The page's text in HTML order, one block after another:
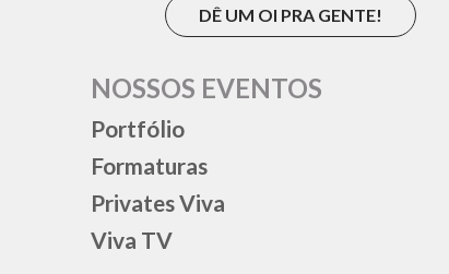
DÊ UM OI PRA GENTE!
NOSSOS EVENTOS
Portfólio
Formaturas
Privates Viva
Viva TV